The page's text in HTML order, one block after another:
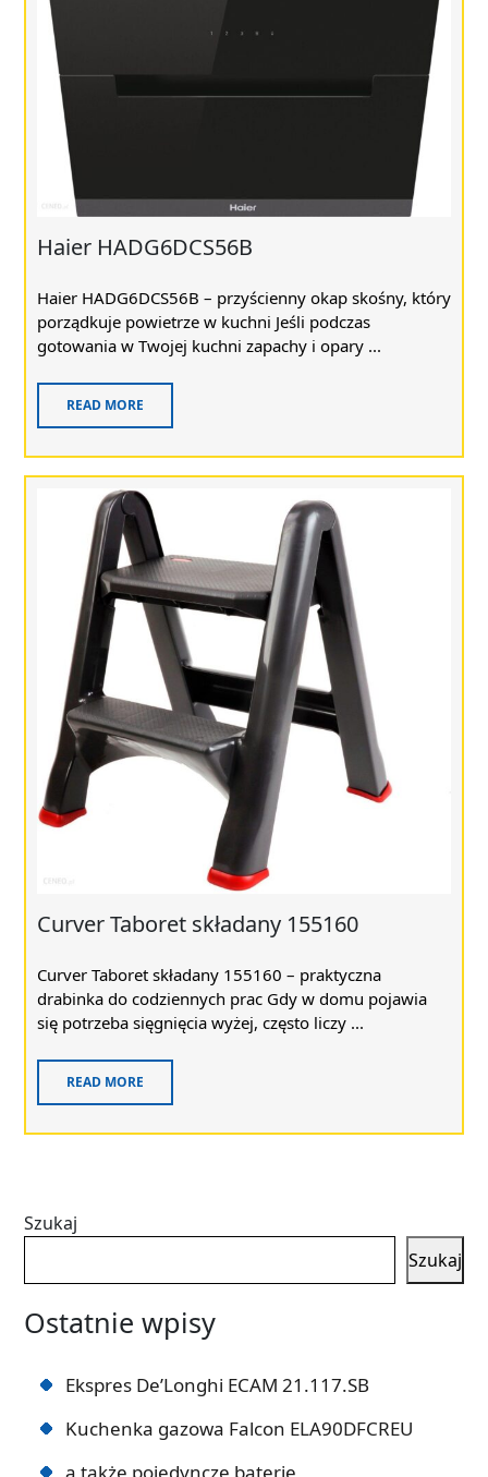
Haier HADG6DCS56B
Haier HADG6DCS56B – przyścienny okap skośny, który
porządkuje powietrze w kuchni Jeśli podczas
gotowania w Twojej kuchni zapachy i opary ...
READ MORE
Curver Taboret składany 155160
Curver Taboret składany 155160 – praktyczna
drabinka do codziennych prac Gdy w domu pojawia
się potrzeba sięgnięcia wyżej, często liczy ...
READ MORE
Szukaj
Szukaj
Ostatnie wpisy
Ekspres De’Longhi ECAM 21.117.SB
Kuchenka gazowa Falcon ELA90DFCREU